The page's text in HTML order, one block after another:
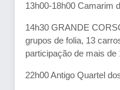
13h00-18h00 Camarim
14h30 GRANDE
grupos de folia, 13
participação de mais de
22h00 Antigo Quartel